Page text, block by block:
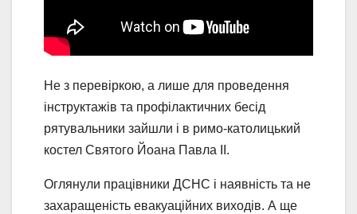
Не з перевіркою, а лише для проведення
інструктажів та профілактичних бесід
рятувальники зайшли і в римо-католицький
костел Святого Йоана Павла ІІ.
Оглянули працівники ДСНС і наявність та не
захаращеність евакуаційних виходів. А ще